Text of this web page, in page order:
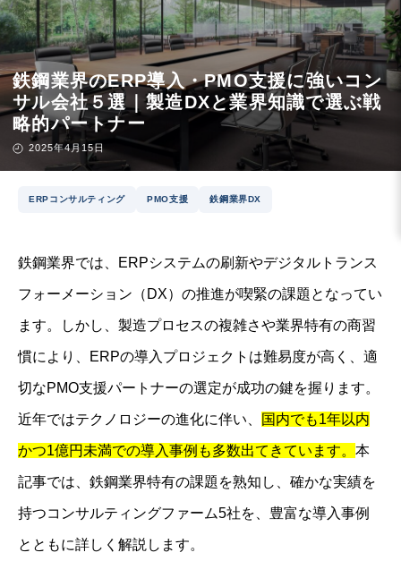
鉄鋼業界のERP導入・PMO支援に強いコン
サル会社５選｜製造DXと業界知識で選ぶ戦
略的パートナー
2025年4月15日
ERPコンサルティング PMO支援 鉄鋼業界DX
鉄鋼業界では、ERPシステムの刷新やデジタルトランス
フォーメーション（DX）の推進が喫緊の課題となってい
ます。しかし、製造プロセスの複雑さや業界特有の商習
慣により、ERPの導入プロジェクトは難易度が高く、適
切なPMO支援パートナーの選定が成功の鍵を握ります。
近年ではテクノロジーの進化に伴い、 国内でも1年以内
かつ1億円未満での導入事例も多数出てきています。 本
記事では、鉄鋼業界特有の課題を熟知し、確かな実績を
持つコンサルティングファーム5社を、豊富な導入事例
とともに詳しく解説します。